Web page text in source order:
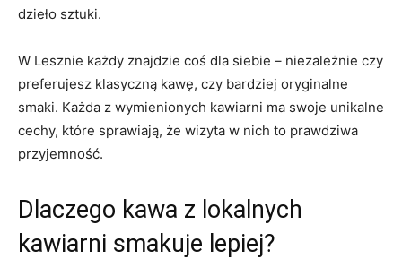
dzieło sztuki.
W Lesznie każdy znajdzie coś dla siebie – niezależnie czy
preferujesz klasyczną kawę, czy bardziej oryginalne
smaki. Każda z wymienionych kawiarni ma swoje unikalne
cechy, które sprawiają, że wizyta w nich to prawdziwa
przyjemność.
Dlaczego kawa z lokalnych
kawiarni smakuje lepiej?